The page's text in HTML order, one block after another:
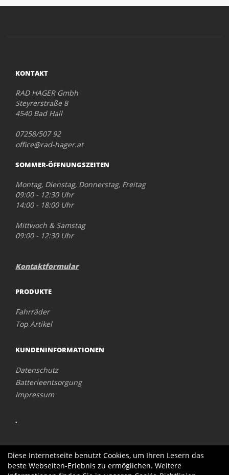
KONTAKT
RAD HAGER Gmbh
Steyrerstraße 8
4540 Bad Hall
07258/507 92
office@rad-hager.at
SOMMER-ÖFFNUNGSZEITEN
Montag, Dienstag, Donnerstag, Freitag
09:00 - 12:30 Uhr
14:00 - 18:00 Uhr
Mittwoch & Samstag
09:00 - 12:30 Uhr
Kontaktformular
PRODUKTE
Fahrräder
Top Artikel
KUNDENINFORMATIONEN
Datenschutz
Batterieentsorgung
Impressum
.
Diese Internetseite benutzt Cookies, um Ihren Lesern das
beste Webseiten-Erlebnis zu ermöglichen. Weitere